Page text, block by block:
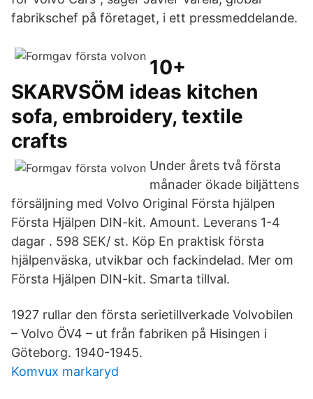
fabrikschef på företaget, i ett pressmeddelande.
10+
SKARVSÖM ideas kitchen
sofa, embroidery, textile
crafts
Under årets två första
månader ökade biljättens
försäljning med Volvo Original Första hjälpen
Första Hjälpen DIN-kit. Amount. Leverans 1-4
dagar . 598 SEK/ st. Köp En praktisk första
hjälpenväska, utvikbar och fackindelad. Mer om
Första Hjälpen DIN-kit. Smarta tillval.
1927 rullar den första serietillverkade Volvobilen
– Volvo ÖV4 – ut från fabriken på Hisingen i
Göteborg. 1940-1945.
Komvux markaryd